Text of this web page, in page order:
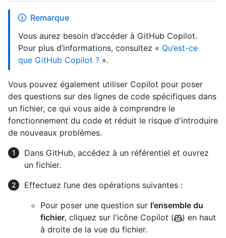
Remarque
Vous aurez besoin d’accéder à GitHub Copilot.
Pour plus d’informations, consultez « Qu’est-ce
que GitHub Copilot ? ».
Vous pouvez également utiliser Copilot pour poser
des questions sur des lignes de code spécifiques dans
un fichier, ce qui vous aide à comprendre le
fonctionnement du code et réduit le risque d'introduire
de nouveaux problèmes.
Dans GitHub, accédez à un référentiel et ouvrez
un fichier.
Effectuez l’une des opérations suivantes :
Pour poser une question sur l'ensemble du
fichier, cliquez sur l'icône Copilot (
) en haut
à droite de la vue du fichier.